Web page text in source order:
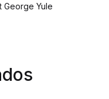
George Yule